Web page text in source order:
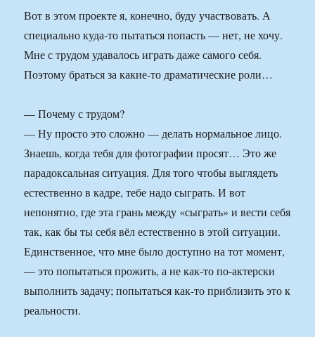
Вот в этом проекте я, конечно, буду участвовать. А
специально куда-то пытаться попасть — нет, не хочу.
Мне с трудом удавалось играть даже самого себя.
Поэтому браться за какие-то драматические роли…
— Почему с трудом?
— Ну просто это сложно — делать нормальное лицо.
Знаешь, когда тебя для фотографии просят… Это же
парадоксальная ситуация. Для того чтобы выглядеть
естественно в кадре, тебе надо сыграть. И вот
непонятно, где эта грань между «сыграть» и вести себя
так, как бы ты себя вёл естественно в этой ситуации.
Единственное, что мне было доступно на тот момент,
— это попытаться прожить, а не как-то по-актерски
выполнить задачу; попытаться как-то приблизить это к
реальности.